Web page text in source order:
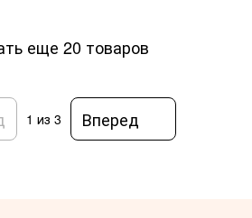
еще 20 товаров
1 из 3 Вперед